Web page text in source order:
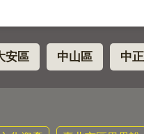
安區 中山區 中